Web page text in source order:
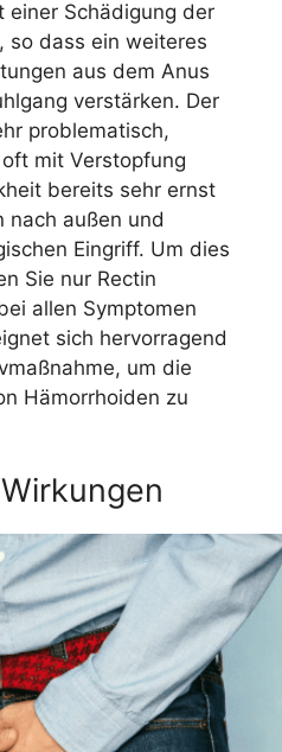
einer Schädigung der
so dass ein weiteres
aus dem Anus
verstärken. Der
problematisch,
mit Verstopfung
bereits sehr ernst
nach außen und
Eingriff. Um dies
Sie nur Rectin
allen Symptomen
sich hervorragend
um die
Hämorrhoiden zu